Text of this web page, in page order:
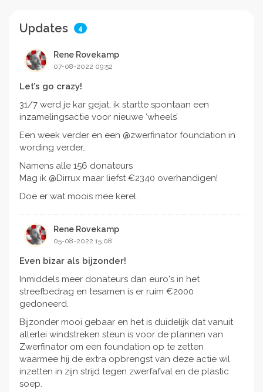
Updates 4
Rene Rovekamp
07-08-2022 09:52
Let’s go crazy!
31/7 werd je kar gejat, ik startte spontaan een
inzamelingsactie voor nieuwe ‘wheels’
Een week verder en een @zwerfinator foundation in
wording verder…
Namens alle 156 donateurs
Mag ik @Dirrux maar liefst €2340 overhandigen!
Doe er wat moois mee kerel.
Rene Rovekamp
05-08-2022 15:08
Even bizar als bijzonder!
Inmiddels meer donateurs dan euro's in het
streefbedrag en tesamen is er ruim €2000
gedoneerd.
Bijzonder mooi gebaar en het is duidelijk dat vanuit
allerlei windstreken steun is voor de plannen van
Zwerfinator om een foundation op te zetten
waarmee hij de extra opbrengst van deze actie wil
inzetten in zijn strijd tegen zwerfafval en de plastic
soep.